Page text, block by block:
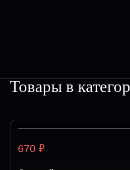
Товары в
670 ₽